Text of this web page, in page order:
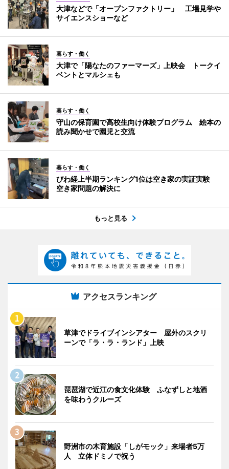
大津などで「オープンファクトリー」 工場見学や
サイエンスショーなど
暮らす・働く
大津で「陽なたのファーマーズ」上映会 トークイ
ベントとマルシェも
暮らす・働く
守山の保育園で高校生向け体験プログラム 絵本の
読み聞かせで園児と交流
暮らす・働く
びわ経上半期ランキング1位は空き家の実証実験
空き家問題の解決に
もっと見る
アクセスランキング
草津でドライブインシアター 屋外のスクリ
ーンで「ラ・ラ・ランド」上映
琵琶湖で近江の食文化体験 ふなずしと地酒
を味わうクルーズ
野洲市の木育施設「しがモック」来場者5万
人 立体ドミノで祝う